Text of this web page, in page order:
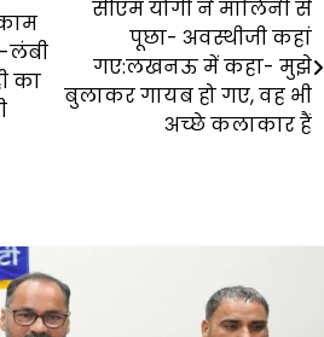
लंबी
का
सीएम योगी ने मालिनी से
पूछा- अवस्थीजी कहां
गए:लखनऊ में कहा- मुझे
बुलाकर गायब हो गए, वह भी
अच्छे कलाकार हैं